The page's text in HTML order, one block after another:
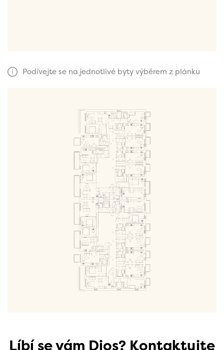
Podívejte se na jednotlivé byty výběrem z plánku
Líbí se vám Dios? Kontaktujte